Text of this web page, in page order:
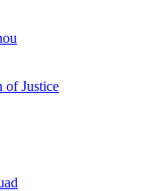
of Justice